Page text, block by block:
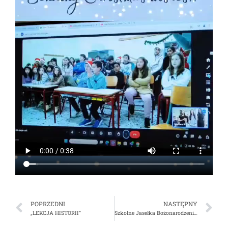
POPRZEDNI
„LEKCJA HISTORII”
NASTĘPNY
Szkolne Jasełka Bożonarodzeniowe 2024